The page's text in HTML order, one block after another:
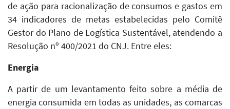
de ação para racionalização de consumos e gastos em
34 indicadores de metas estabelecidas pelo Comitê
Gestor do Plano de Logística Sustentável, atendendo a
Resolução nº 400/2021 do CNJ. Entre eles:
Energia
A partir de um levantamento feito sobre a média de
energia consumida em todas as unidades, as comarcas